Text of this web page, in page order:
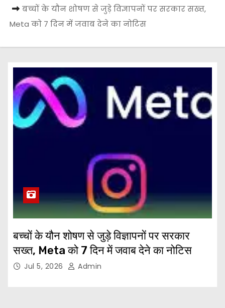
बच्चों के यौन शोषण से जुड़े विज्ञापनों पर सरकार सख्त,
Meta को 7 दिन में जवाब देने का नोटिस
बच्चों के यौन शोषण से जुड़े विज्ञापनों पर सरकार
सख्त, Meta को 7 दिन में जवाब देने का नोटिस
Jul 5, 2026 Admin